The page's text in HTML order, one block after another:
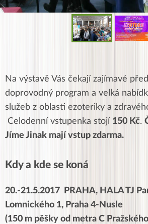
Na výstavě Vás čekají zajímavé
doprovodný program a velká
služeb z oblasti ezoteriky a
Celodenní vstupenka stojí 150 Kč.
Jíme Jinak mají vstup zdarma.
Kdy a kde se koná
20.-21.5.2017 PRAHA, HALA TJ
Lomnického 1, Praha 4-Nusle
(150 m pěšky od metra C